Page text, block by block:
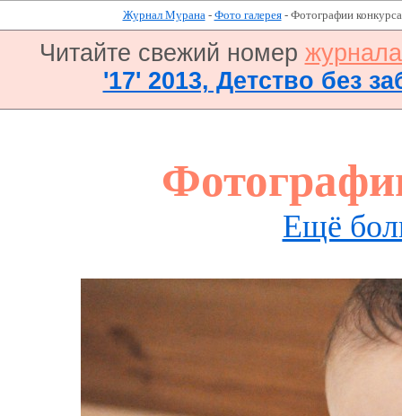
Журнал Мурана- Фото галерея- Фотографии
Читайте свежий номер
'17' 2013, Детство без
Ещё